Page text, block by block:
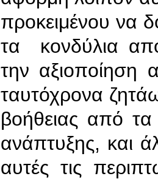
προκειμένου να
τα κονδύλια
την αξιοποίηση
ταυτόχρονα
βοήθειας από τα
ανάπτυξης, και
αυτές τις